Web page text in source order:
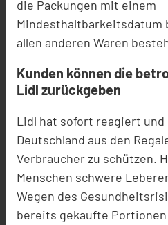
die Packungen mit einem
Mindesthaltbarkeitsdatum
allen anderen Waren
Kunden können die
Lidl zurückgeben
Lidl hat sofort reagiert und
Deutschland aus den
Verbraucher zu schützen.
Menschen schwere
Wegen des
bereits gekaufte